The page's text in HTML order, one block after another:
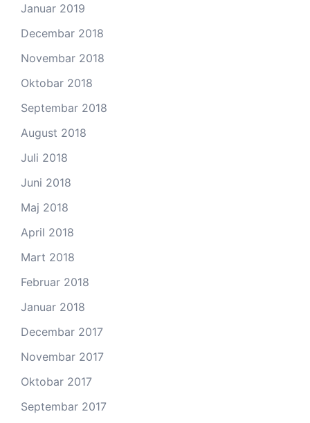
Januar 2019
Decembar 2018
Novembar 2018
Oktobar 2018
Septembar 2018
August 2018
Juli 2018
Juni 2018
Maj 2018
April 2018
Mart 2018
Februar 2018
Januar 2018
Decembar 2017
Novembar 2017
Oktobar 2017
Septembar 2017